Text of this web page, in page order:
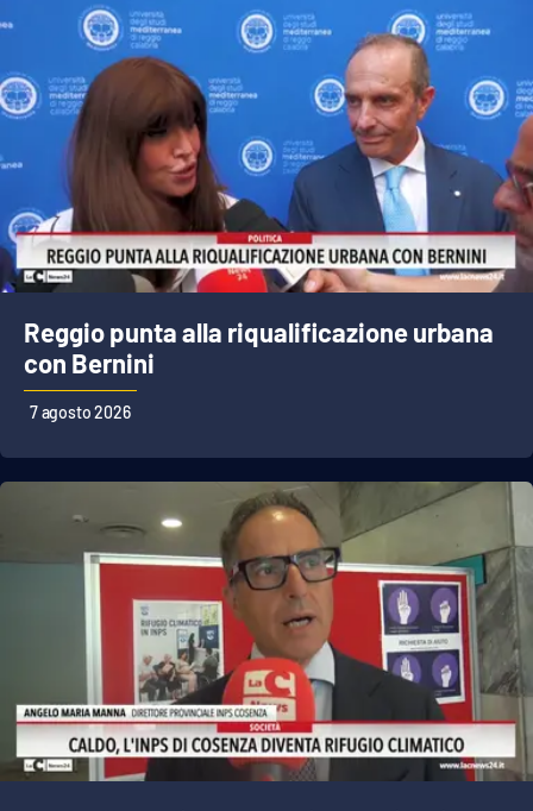
Reggio punta alla riqualificazione urbana
con Bernini
7 agosto 2026